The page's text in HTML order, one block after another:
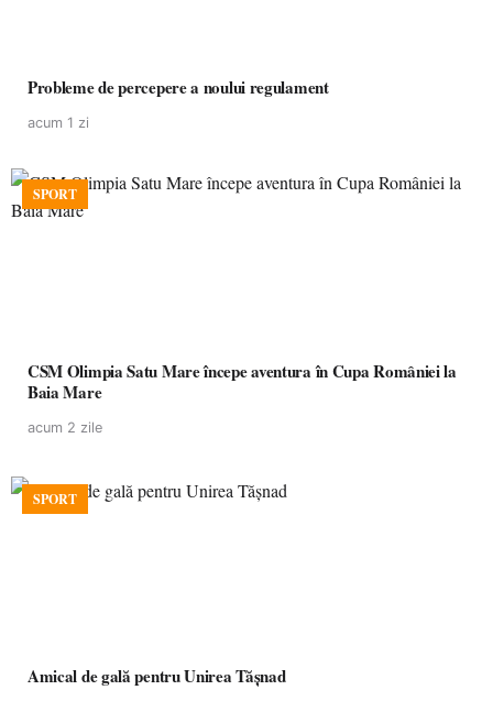
Probleme de percepere a noului regulament
acum 1 zi
SPORT
CSM Olimpia Satu Mare începe aventura în Cupa României la
Baia Mare
acum 2 zile
SPORT
Amical de gală pentru Unirea Tășnad